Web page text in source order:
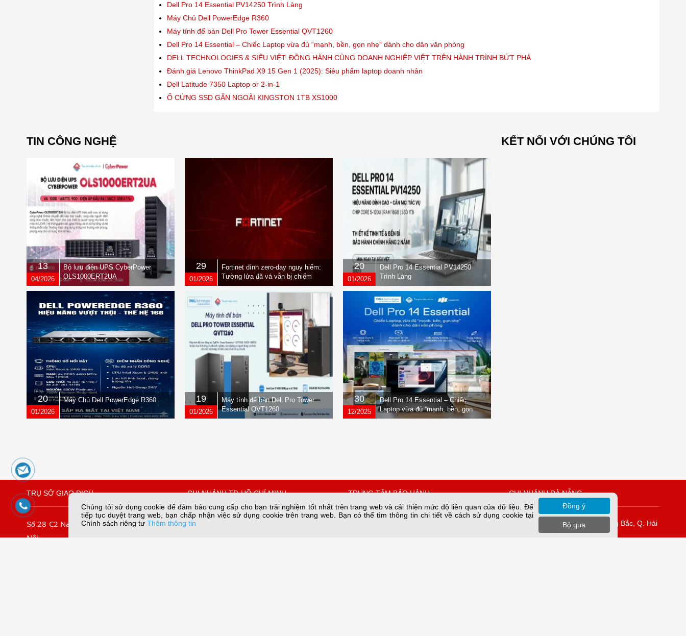
Dell Pro 14 Essential PV14250 Trình Làng
Máy Chủ Dell PowerEdge R360
Máy tính để bàn Dell Pro Tower Essential QVT1260
Dell Pro 14 Essential – Chiếc Laptop vừa đủ “mạnh, bền, gọn nhẹ” dành cho dân văn phòng
DELL TECHNOLOGIES & SIÊU VIỆT: ĐỒNG HÀNH CÙNG DOANH NGHIỆP VIỆT TRÊN HÀNH TRÌNH BỨT PHÁ
Đánh giá Lenovo ThinkPad X9 15 Gen 1 (2025): Siêu phẩm laptop doanh nhân
Dell Latitude 7350 Laptop or 2-in-1
Ổ CỨNG SSD GẮN NGOÀI KINGSTON 1TB XS1000
TIN CÔNG NGHỆ
13
04/2026
Bộ lưu điện UPS CyberPower
OLS1000ERT2UA
29
01/2026
Fortinet dính zero-day nguy hiểm:
Tường lửa đã vá vẫn bị chiếm
quyền
20
01/2026
Dell Pro 14 Essential PV14250
Trình Làng
20
01/2026
Máy Chủ Dell PowerEdge R360 19
01/2026
Máy tính để bàn Dell Pro Tower
Essential QVT1260
30
12/2025
Dell Pro 14 Essential – Chiếc
Laptop vừa đủ “mạnh, bền, gọn
nhẹ” dành cho dân văn phòng
KẾT NỐI VỚI CHÚNG TÔI
TRỤ SỞ GIAO DỊCH
Số 28 C2 Nam Trung Yên, Yên Hòa, Hà
Nội.
CHI NHÁNH TP. HỒ CHÍ MINH
109/45 Lê Quốc Hưng, Phường Xóm
TRUNG TÂM BẢO HÀNH CHI NHÁNH ĐÀ NẴNG
K42/H2/14 Tiểu La, P. Hòa Cường Bắc, Q. Hải
Chúng tôi sử dụng cookie để đảm bảo cung cấp cho bạn trải nghiệm tốt nhất trên trang web và cải thiện mức độ liên quan của dữ liệu. Để
tiếp tục duyệt trang web, bạn chấp nhận việc sử dụng cookie trên trang web. Bạn có thể tìm thông tin chi tiết về cách sử dụng cookie tại
Chính sách riêng tưThêm thông tin
Đồng ý
Bỏ qua